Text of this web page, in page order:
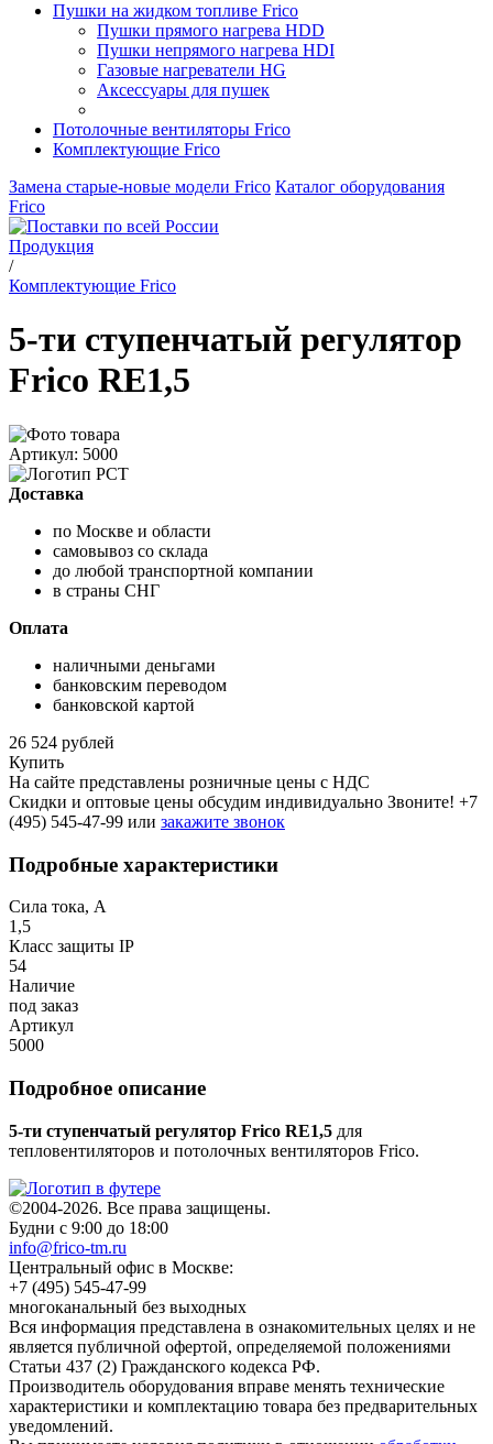
Пушки на жидком топливе Frico
Пушки прямого нагрева HDD
Пушки непрямого нагрева HDI
Газовые нагреватели HG
Аксессуары для пушек
Потолочные вентиляторы Frico
Комплектующие Frico
Замена старые-новые модели Frico Каталог оборудования
Frico
Продукция
/
Комплектующие Frico
5-ти ступенчатый регулятор
Frico RE1,5
Артикул: 5000
Доставка
по Москве и области
самовывоз со склада
до любой транспортной компании
в страны СНГ
Оплата
наличными деньгами
банковским переводом
банковской картой
26 524 рублей
Купить
На сайте представлены розничные цены с НДС
Скидки и оптовые цены обсудим индивидуально Звоните! +7
(495) 545-47-99 или закажите звонок
Подробные характеристики
Сила тока, A
1,5
Класс защиты IP
54
Наличие
под заказ
Артикул
5000
Подробное описание
5-ти ступенчатый регулятор Frico RE1,5 для
тепловентиляторов и потолочных вентиляторов Frico.
©2004-2026. Все права защищены.
Будни с 9:00 до 18:00
info@frico-tm.ru
Центральный офис в Москве:
+7 (495) 545-47-99
многоканальный без выходных
Вся информация представлена в ознакомительных целях и не
является публичной офертой, определяемой положениями
Статьи 437 (2) Гражданского кодекса РФ.
Производитель оборудования вправе менять технические
характеристики и комплектацию товара без предварительных
уведомлений.